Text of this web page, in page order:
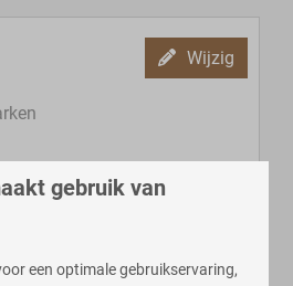
Wijzig
gebruik van
een optimale gebruikservaring,